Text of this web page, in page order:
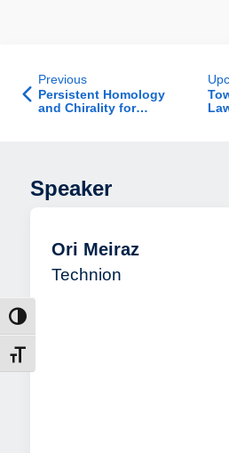
מתג
Previous
Persistent Homology
and Chirality for
Speaker
Ori Meiraz
Technion